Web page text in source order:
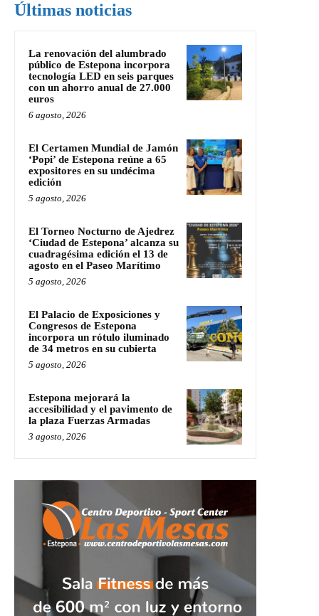
Últimas noticias
La renovación del alumbrado
público de Estepona incorpora
tecnología LED en seis parques
con un ahorro anual de 27.000
euros
6 agosto, 2026
El Certamen Mundial de Jamón
‘Popi’ de Estepona reúne a 65
expositores en su undécima
edición
5 agosto, 2026
El Torneo Nocturno de Ajedrez
‘Ciudad de Estepona’ alcanza su
cuadragésima edición el 13 de
agosto en el Paseo Marítimo
5 agosto, 2026
El Palacio de Exposiciones y
Congresos de Estepona
incorpora un rótulo iluminado
de 34 metros en su cubierta
5 agosto, 2026
Estepona mejorará la
accesibilidad y el pavimento de
la plaza Fuerzas Armadas
3 agosto, 2026